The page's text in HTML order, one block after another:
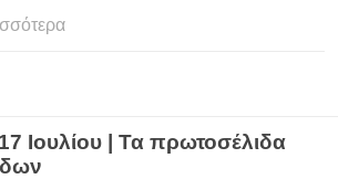
Ιουλίου | Τα πρωτοσέλιδα